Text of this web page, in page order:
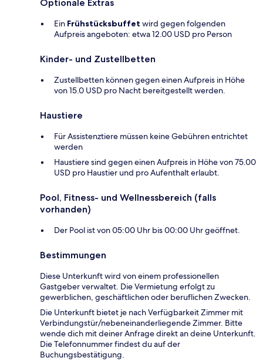
Optionale Extras
Ein Frühstücksbuffet wird gegen folgenden
Aufpreis angeboten: etwa 12.00 USD pro Person
Kinder- und Zustellbetten
Zustellbetten können gegen einen Aufpreis in Höhe
von 15.0 USD pro Nacht bereitgestellt werden.
Haustiere
Für Assistenztiere müssen keine Gebühren entrichtet
werden
Haustiere sind gegen einen Aufpreis in Höhe von 75.00
USD pro Haustier und pro Aufenthalt erlaubt.
Pool, Fitness- und Wellnessbereich (falls
vorhanden)
Der Pool ist von 05:00 Uhr bis 00:00 Uhr geöffnet.
Bestimmungen
Diese Unterkunft wird von einem professionellen
Gastgeber verwaltet. Die Vermietung erfolgt zu
gewerblichen, geschäftlichen oder beruflichen Zwecken.
Die Unterkunft bietet je nach Verfügbarkeit Zimmer mit
Verbindungstür/nebeneinanderliegende Zimmer. Bitte
wende dich mit deiner Anfrage direkt an deine Unterkunft.
Die Telefonnummer findest du auf der
Buchungsbestätigung.